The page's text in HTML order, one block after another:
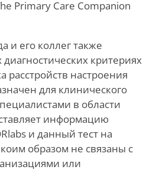
Primary Care Companion
и его коллег также
критериях
настроения
для клинического
в области
информацию
и данный тест на
образом не связаны с
или